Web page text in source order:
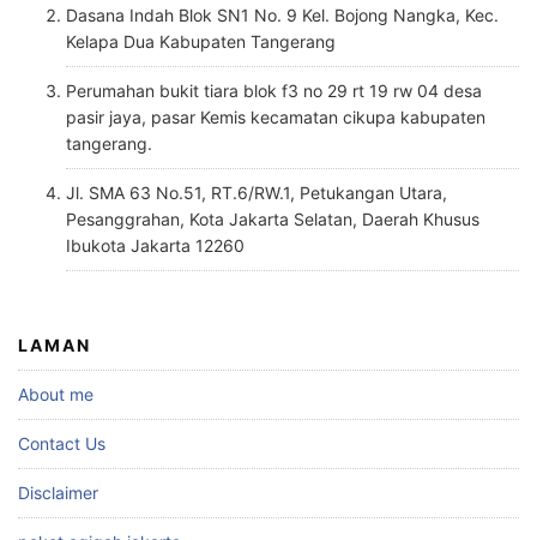
Dasana Indah Blok SN1 No. 9 Kel. Bojong Nangka, Kec.
Kelapa Dua Kabupaten Tangerang
Perumahan bukit tiara blok f3 no 29 rt 19 rw 04 desa
pasir jaya, pasar Kemis kecamatan cikupa kabupaten
tangerang.
Jl. SMA 63 No.51, RT.6/RW.1, Petukangan Utara,
Pesanggrahan, Kota Jakarta Selatan, Daerah Khusus
Ibukota Jakarta 12260
LAMAN
About me
Contact Us
Disclaimer